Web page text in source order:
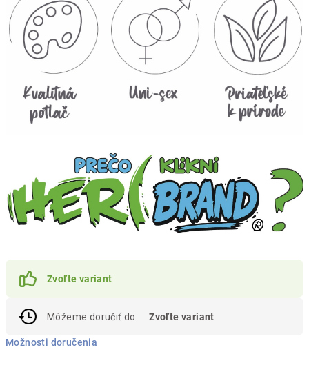
Zvoľte variant
Môžeme doručiť do: Zvoľte variant
Možnosti doručenia